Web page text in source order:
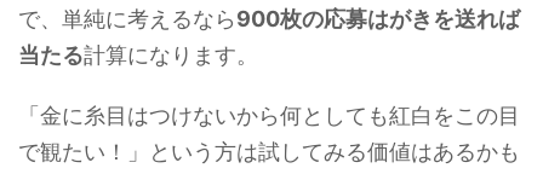
で、単純に考えるなら900枚の応募はがきを送れば
当たる計算になります。
「金に糸目はつけないから何としても紅白をこの目
で観たい！」という方は試してみる価値はあるかも